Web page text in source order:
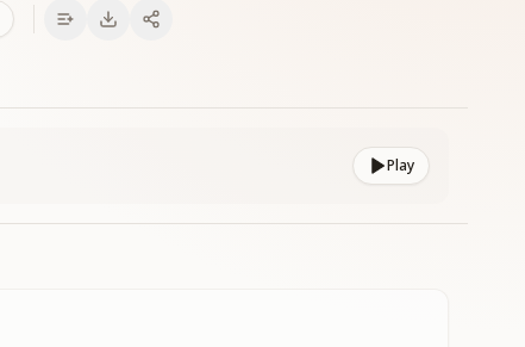
Play